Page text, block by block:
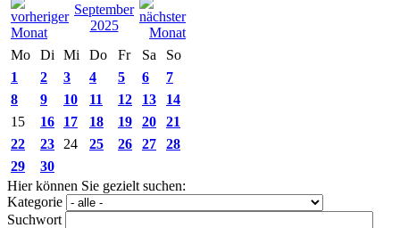
September
2025
Mo
Di Mi Do Fr Sa
So
1
2 3 4 5 6
7
8
9 10 11 12 13
14
15
16 17 18 19 20
21
22
23 24 25 26 27
28
29
30
Hier können Sie gezielt suchen:
Kategorie
Suchwort